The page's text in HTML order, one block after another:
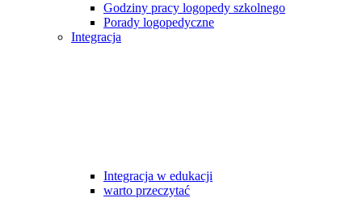
Godziny pracy logopedy szkolnego
Porady logopedyczne
Integracja
Integracja w edukacji
warto przeczytać